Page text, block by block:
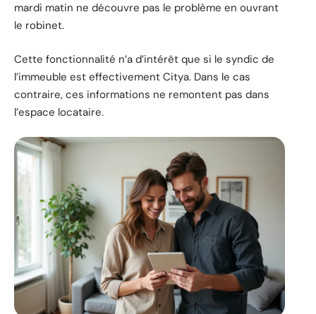
mardi matin ne découvre pas le problème en ouvrant
le robinet.
Cette fonctionnalité n’a d’intérêt que si le syndic de
l’immeuble est effectivement Citya. Dans le cas
contraire, ces informations ne remontent pas dans
l’espace locataire.